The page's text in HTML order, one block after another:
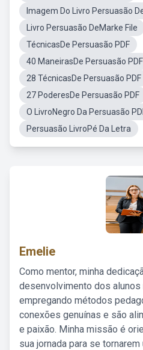
Imagem Do Livro Persuasão
Livro Persuasão DeMarke File
TécnicasDe Persuasão PDF
40 ManeirasDe Persuasão PDF
28 TécnicasDe Persuasão PDF
27 PoderesDe Persuasão PDF
O LivroNegro Da Persuasão
Persuasão LivroPé Da Letra
Emelie
Como mentor, minha
desenvolvimento dos alunos
empregando métodos
conexões genuínas e são
e paixão. Minha missão é
sua jornada para se